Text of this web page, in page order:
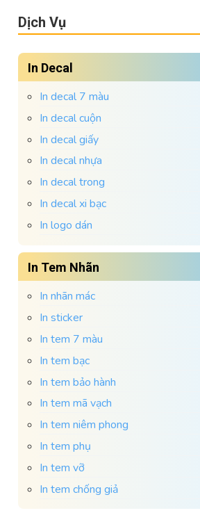
Dịch Vụ
In Decal
In decal 7 màu
In decal cuộn
In decal giấy
In decal nhựa
In decal trong
In decal xi bạc
In logo dán
In Tem Nhãn
In nhãn mác
In sticker
In tem 7 màu
In tem bạc
In tem bảo hành
In tem mã vạch
In tem niêm phong
In tem phụ
In tem vỡ
In tem chống giả